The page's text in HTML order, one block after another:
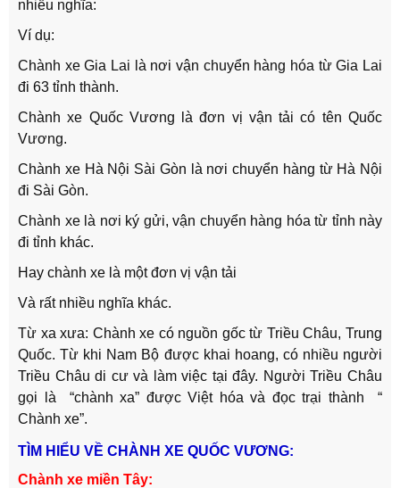
nhiều nghĩa:
Ví dụ:
Chành xe Gia Lai là nơi vận chuyển hàng hóa từ Gia Lai
đi 63 tỉnh thành.
Chành xe Quốc Vương là đơn vị vận tải có tên Quốc
Vương.
Chành xe Hà Nội Sài Gòn là nơi chuyển hàng từ Hà Nội
đi Sài Gòn.
Chành xe là nơi ký gửi, vận chuyển hàng hóa từ tỉnh này
đi tỉnh khác.
Hay chành xe là một đơn vị vận tải
Và rất nhiều nghĩa khác.
Từ xa xưa: Chành xe có nguồn gốc từ Triều Châu, Trung
Quốc. Từ khi Nam Bộ được khai hoang, có nhiều người
Triều Châu di cư và làm việc tại đây. Người Triều Châu
gọi là “chành xa” được Việt hóa và đọc trại thành “
Chành xe”.
TÌM HIỂU VỀ CHÀNH XE QUỐC VƯƠNG:
Chành xe miền Tây: